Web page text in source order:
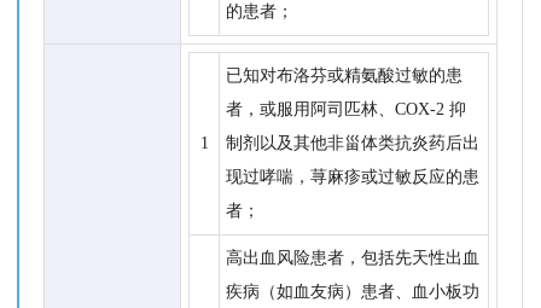
的患者；
1
已知对布洛芬或精氨酸过敏的患
者，或服用阿司匹林、COX-2 抑
制剂以及其他非甾体类抗炎药后出
现过哮喘，荨麻疹或过敏反应的患
者；
高出血风险患者，包括先天性出血
疾病（如血友病）患者、血小板功